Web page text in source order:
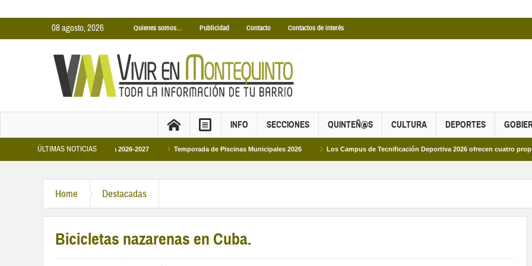
08 agosto, 2026 Quienes somos… Publicidad Contacto Contactos de interés
INFO SECCIONES QUINTEÑ@S CULTURA DEPORTES
ÚLTIMAS NOTICIAS
Municipales temporada 2026-2027 Temporada de Piscinas Municipales 2026 Los Campus de Tecnificación Deportiva 2026 ofrecen cuatro propuestas
Home Destacadas
Bicicletas nazarenas en Cuba.